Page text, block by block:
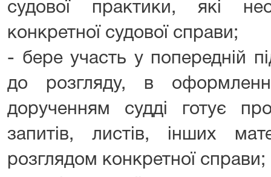
судової практики, які
конкретної судової справи;
- бере участь у попередній
до розгляду, в
дорученням судді готує
запитів, листів, інших
розглядом конкретної справи;